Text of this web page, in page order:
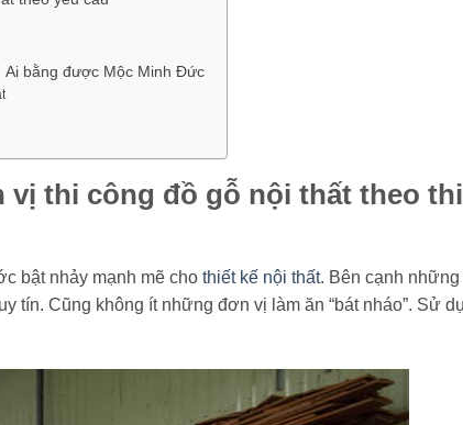
Ai bằng được Mộc Minh Đức
vị thi công đồ gỗ nội thất theo
bật nhảy mạnh mẽ cho thiết kế nội thất. Bên cạnh những
tín. Cũng không ít những đơn vị làm ăn “bát nháo”. Sử